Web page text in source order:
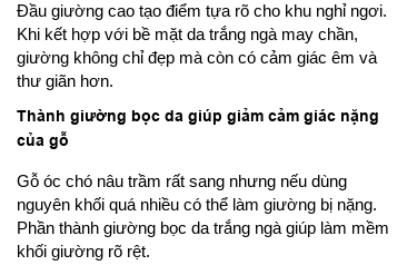
Đầu giường cao tạo điểm tựa rõ cho khu nghỉ ngơi.
Khi kết hợp với bề mặt da trắng ngà may chần,
giường không chỉ đẹp mà còn có cảm giác êm và
thư giãn hơn.
Thành giường bọc da giúp giảm cảm giác nặng
của gỗ
Gỗ óc chó nâu trầm rất sang nhưng nếu dùng
nguyên khối quá nhiều có thể làm giường bị nặng.
Phần thành giường bọc da trắng ngà giúp làm mềm
khối giường rõ rệt.